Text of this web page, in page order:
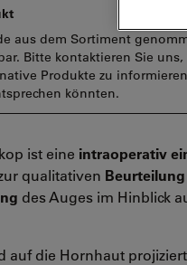
aus dem Sortiment
Bitte kontaktieren Sie uns,
Produkte zu
könnten.
ist eine intraoperativ
qualitativen
des Auges im Hinblick
auf die Hornhaut